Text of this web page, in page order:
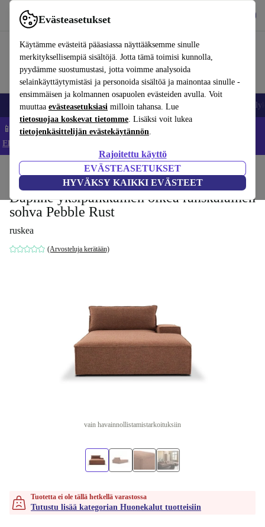
Evästeasetukset
Käytämme evästeitä pääasiassa näyttääksemme sinulle
merkityksellisempiä sisältöjä. Jotta tämä toimisi kunnolla,
pyydämme suostumustasi, jotta voimme analysoida
selainkäyttäytymistäsi ja personoida sisältöä ja mainontaa sinulle -
ensimmäisen ja kolmannen osapuolen evästeiden avulla. Voit
muuttaa evästeasetuksiasi milloin tahansa. Lue
tietosuojaa koskevat tietomme. Lisäksi voit lukea
tietojenkäsittelijän evästekäytännön.
Rajoitettu käyttö
EVÄSTEASETUKSET
HYVÄKSY KAIKKI EVÄSTEET
Käytä refurbed-palvelua nopeasti ja helposti
Matkapuhelimet ja älypuhelimet Kannettavat tietokoneet
📱 Säästä 5 % LISÄÄ iPhoneista – Koodi: IPHONEDEAL –
Ehdot ja säännöt
Huonekalut
Daphne yksipaikkainen oikea ranskalainen
sohva Pebble Rust
ruskea
(Arvosteluja kerätään)
vain havainnollistamistarkoituksiin
Tuotetta ei ole tällä hetkellä varastossa
Tutustu lisää kategorian Huonekalut tuotteisiin